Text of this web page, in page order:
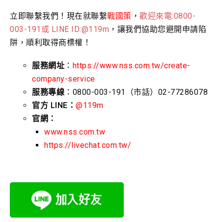
立即聯繫我們！現在就聯繫戰國策 ， 歡迎來電:0800-
003-191或 LINE ID:@119m ，讓我們協助您避開申請陷
阱，順利取得商標權！
服務網址 ： https://www.nss.com.tw/create-
company-service
服務專線 ：0800-003-191（市話）02-77286078
官方 LINE： @119m
官網：
www.nss.com.tw
https://livechat.com.tw/